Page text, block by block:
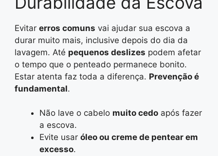
Evitar erros comuns vai ajudar sua escova a
durar muito mais, inclusive depois do dia da
lavagem. Até pequenos deslizes podem afetar
o tempo que o penteado permanece bonito.
Estar atenta faz toda a diferença. Prevenção é
fundamental.
Não lave o cabelo muito cedo após fazer
a escova.
Evite usar óleo ou creme de pentear em
excesso.